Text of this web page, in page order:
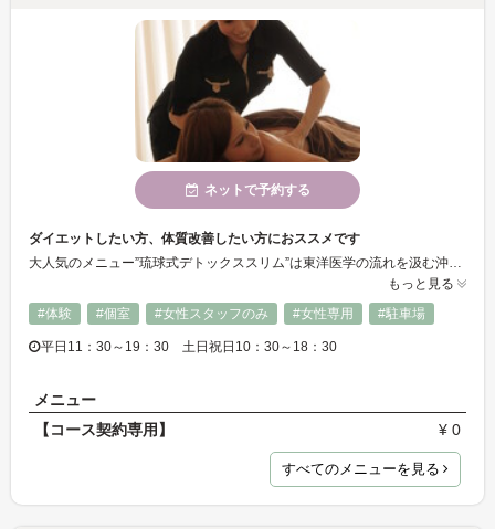
ネットで予約する
ダイエットしたい方、体質改善したい方におススメです
もっと見る
#体験
#個室 #女性スタッフのみ #女性専用 #駐車場
平日11：30～19：30 土日祝日10：30～18：30
メニュー
【コース契約専用】
¥ 0
すべてのメニューを見る